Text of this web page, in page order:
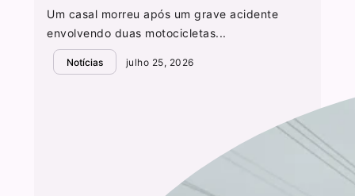
Um casal morreu após um grave acidente
envolvendo duas motocicletas...
Notícias julho 25, 2026